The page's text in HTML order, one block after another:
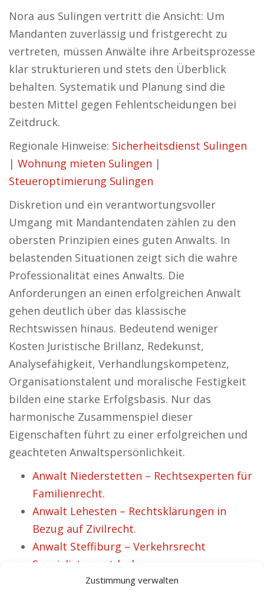
Zustimmung verwalten
Nora aus Sulingen vertritt die Ansicht: Um
Mandanten zuverlässig und fristgerecht zu
vertreten, müssen Anwälte ihre Arbeitsprozesse
klar strukturieren und stets den Überblick
behalten. Systematik und Planung sind die
besten Mittel gegen Fehlentscheidungen bei
Zeitdruck.
Regionale Hinweise: Sicherheitsdienst Sulingen
| Wohnung mieten Sulingen |
Steueroptimierung Sulingen
Diskretion und ein verantwortungsvoller
Umgang mit Mandantendaten zählen zu den
obersten Prinzipien eines guten Anwalts. In
belastenden Situationen zeigt sich die wahre
Professionalität eines Anwalts. Die
Anforderungen an einen erfolgreichen Anwalt
gehen deutlich über das klassische
Rechtswissen hinaus. Bedeutend weniger
Kosten Juristische Brillanz, Redekunst,
Analysefähigkeit, Verhandlungskompetenz,
Organisationstalent und moralische Festigkeit
bilden eine starke Erfolgsbasis. Nur das
harmonische Zusammenspiel dieser
Eigenschaften führt zu einer erfolgreichen und
geachteten Anwaltspersönlichkeit.
Anwalt Niederstetten – Rechtsexperten für
Familienrecht.
Anwalt Lehesten – Rechtsklärungen in
Bezug auf Zivilrecht.
Anwalt Steffiburg – Verkehrsrecht
Spezialisten entdecken.
Anwalt Bückeburg – Auf der Stelle